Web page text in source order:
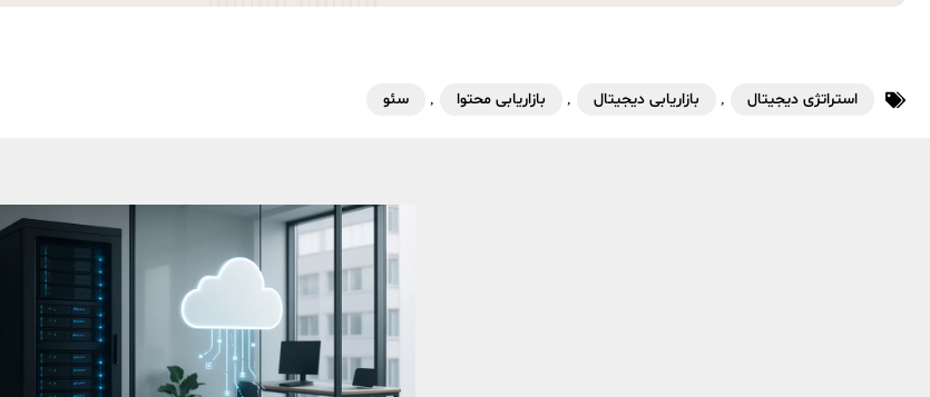
استراتژی دیجیتال , بازاریابی دیجیتال , بازاریابی محتوا , سئو